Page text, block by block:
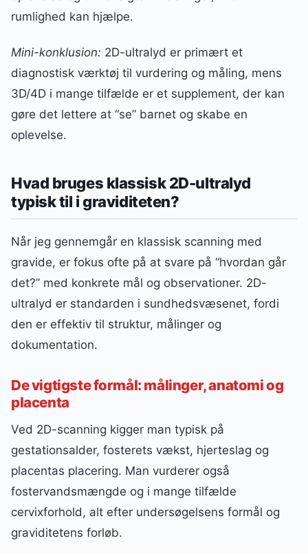
rumlighed kan hjælpe.
Mini-konklusion: 2D-ultralyd er primært et
diagnostisk værktøj til vurdering og måling, mens
3D/4D i mange tilfælde er et supplement, der kan
gøre det lettere at “se” barnet og skabe en
oplevelse.
Hvad bruges klassisk 2D-ultralyd
typisk til i graviditeten?
Når jeg gennemgår en klassisk scanning med
gravide, er fokus ofte på at svare på “hvordan går
det?” med konkrete mål og observationer. 2D-
ultralyd er standarden i sundhedsvæsenet, fordi
den er effektiv til struktur, målinger og
dokumentation.
De vigtigste formål: målinger, anatomi og
placenta
Ved 2D-scanning kigger man typisk på
gestationsalder, fosterets vækst, hjerteslag og
placentas placering. Man vurderer også
fostervandsmængde og i mange tilfælde
cervixforhold, alt efter undersøgelsens formål og
graviditetens forløb.